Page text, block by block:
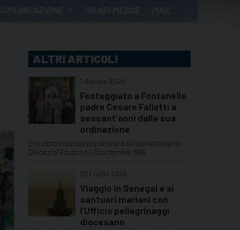
ALTRI ARTICOLI
7 Agosto 2026
Festeggiato a Fontanelle
padre Cesare Falletti a
sessant’anni dalla sua
ordinazione
Era stato ordinato presbitero a Villafalletto per la
Diocesi di Fossano il 3 settembre 1966
22 Luglio 2026
Viaggio in Senegal e ai
santuari mariani con
l’Ufficio pellegrinaggi
diocesano